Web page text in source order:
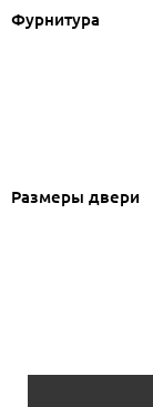
Фурнитура
Размеры двери